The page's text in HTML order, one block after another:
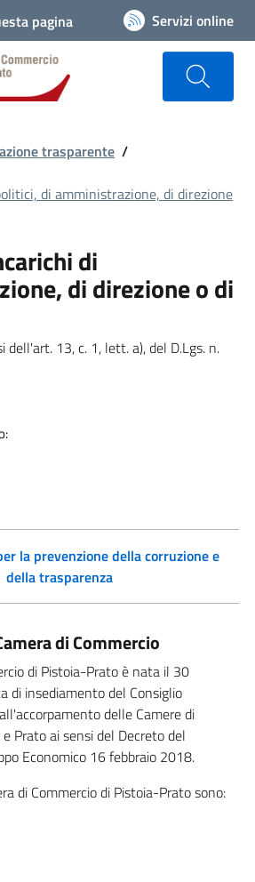
pagina Servizi online
trasparente /
di amministrazione, di direzione
di
di direzione o di
dell'art. 13, c. 1, lett. a), del D.Lgs. n.
della trasparenza
di Commercio
di Pistoia-Prato è nata il 30
di insediamento del Consiglio
delle Camere di
Prato ai sensi del Decreto del
Economico 16 febbraio 2018.
di Commercio di Pistoia-Prato sono: